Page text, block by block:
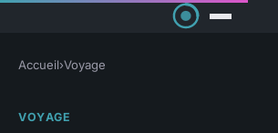
Accueil›Voyage
VOYAGE